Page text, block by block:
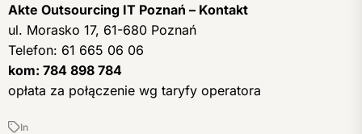
Akte Outsourcing IT Poznań – Kontakt
ul. Morasko 17, 61-680 Poznań
Telefon: 61 665 06 06
kom: 784 898 784
opłata za połączenie wg taryfy operatora
In